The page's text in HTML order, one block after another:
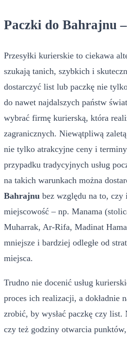
Paczki do Bahrajnu
Przesyłki kurierskie to ciekawa
szukają tanich, szybkich i
dostarczyć list lub paczkę nie
do nawet najdalszych państw
wybrać firmę kurierską, która
zagranicznych. Niewątpliwą
nie tylko atrakcyjne ceny i
przypadku tradycyjnych usług
na takich warunkach można
Bahrajnu bez względu na to, czy
miejscowość – np. Manama
Muharrak, Ar-Rifa, Madinat
mniejsze i bardziej odległe od
miejsca.
Trudno nie docenić usług
proces ich realizacji, a dokładnie
zrobić, by wysłać paczkę czy
czy też godziny otwarcia